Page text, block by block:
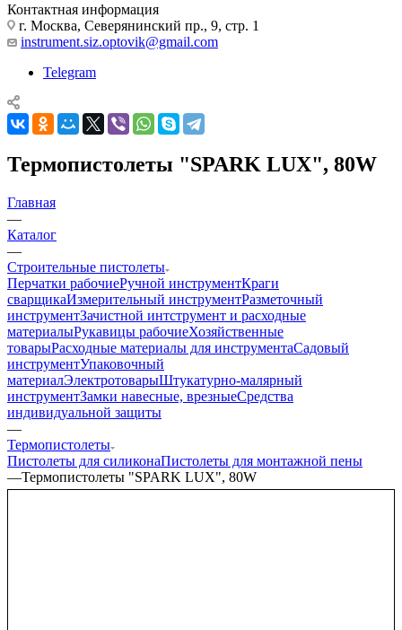
Контактная информация
г. Москва, Северянинский пр., 9, стр. 1
instrument.siz.optovik@gmail.com
Telegram
Термопистолеты "SPARK LUX", 80W
Главная
—
Каталог
—
Строительные пистолеты
Перчатки рабочиеРучной инструментКраги
сварщикаИзмерительный инструментРазметочный
инструментЗачистной интструмент и расходные
материалыРукавицы рабочиеХозяйственные
товарыРасходные материалы для инструментаСадовый
инструментУпаковочный
материалЭлектротоварыШтукатурно-малярный
инструментЗамки навесные, врезныеСредства
индивидуальной защиты
—
Термопистолеты
Пистолеты для силиконаПистолеты для монтажной пены
—Термопистолеты "SPARK LUX", 80W